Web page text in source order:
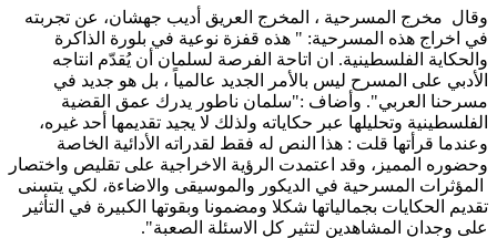
وقال مخرج المسرحية ، المخرج العريق أديب جهشان، عن تجربته
في اخراج هذه المسرحية: " هذه قفزة نوعية في بلورة الذاكرة
والحكاية الفلسطينية. ان اتاحة الفرصة لسلمان أن يُقدّم انتاجه
الأدبي على المسرح ليس بالأمر الجديد عالمياً ، بل هو جديد في
مسرحنا العربي". وأضاف :"سلمان ناطور يدرك عمق القضية
الفلسطينية وتحليلها عبر حكاياته ولذلك لا يجيد تقديمها أحد غيره،
وعندما قرأتها قلت : هذا النص له فقط لقدراته الأدائية الخاصة
وحضوره المميز، وقد اعتمدت الرؤية الاخراجية على تقليص واختصار
المؤثرات المسرحية في الديكور والموسيقى والاضاءة، لكي يتسنى
تقديم الحكايات بجمالياتها شكلا ومضمونا وبقوتها الكبيرة في التأثير
على وجدان المشاهدين لتثير كل الاسئلة الصعبة".